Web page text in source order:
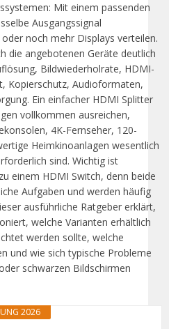
Mit einem passenden
Ausgangssignal
noch mehr Displays verteilen.
die angebotenen Geräte deutlich
Bildwiederholrate, HDMI-
Kopierschutz, Audioformaten,
Ein einfacher HDMI Splitter
vollkommen ausreichen,
4K-Fernseher, 120-
Heimkinoanlagen wesentlich
sind. Wichtig ist
einem HDMI Switch, denn beide
Aufgaben und werden häufig
ausführliche Ratgeber erklärt,
welche Varianten erhältlich
werden sollte, welche
und wie sich typische Probleme
schwarzen Bildschirmen
2026